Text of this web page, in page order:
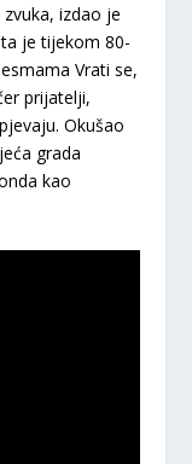
izdao je
je tijekom 80-
Vrati se,
prijatelji,
Okušao
grada
kao